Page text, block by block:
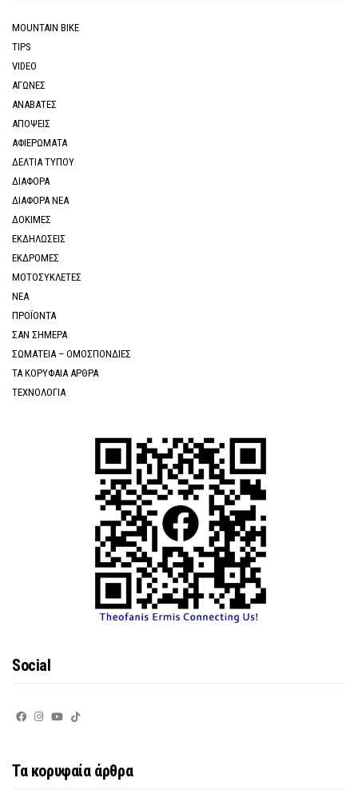
MOUNTAIN BIKE
TIPS
VIDEO
ΑΓΩΝΕΣ
ΑΝΑΒΑΤΕΣ
ΑΠΟΨΕΙΣ
ΑΦΙΕΡΩΜΑΤΑ
ΔΕΛΤΙΑ ΤΥΠΟΥ
ΔΙΑΦΟΡΑ
ΔΙΑΦΟΡΑ ΝΕΑ
ΔΟΚΙΜΕΣ
ΕΚΔΗΛΩΣΕΙΣ
ΕΚΔΡΟΜΕΣ
ΜΟΤΟΣΥΚΛΕΤΕΣ
ΝΕΑ
ΠΡΟΪΟΝΤΑ
ΣΑΝ ΣΗΜΕΡΑ
ΣΩΜΑΤΕΙΑ – ΟΜΟΣΠΟΝΔΙΕΣ
ΤΑ ΚΟΡΥΦΑΙΑ ΑΡΘΡΑ
ΤΕΧΝΟΛΟΓΙΑ
Social
Τα κορυφαία άρθρα